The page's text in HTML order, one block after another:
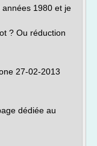
1980 et je
? Ou réduction
27-02-2013
dédiée au